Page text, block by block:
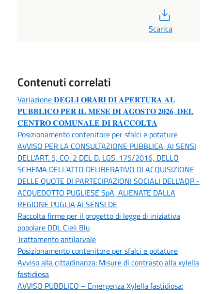
Scarica
Contenuti correlati
Variazione 𝐃𝐄𝐆𝐋𝐈 𝐎𝐑𝐀𝐑𝐈 𝐃𝐈 𝐀𝐏𝐄𝐑𝐓𝐔𝐑𝐀 𝐀𝐋
𝐏𝐔𝐁𝐁𝐋𝐈𝐂𝐎 𝐏𝐄𝐑 𝐈𝐋 𝐌𝐄𝐒𝐄 𝐃𝐈 𝐀𝐆𝐎𝐒𝐓𝐎 𝟐𝟎𝟐𝟔, 𝐃𝐄𝐋
𝐂𝐄𝐍𝐓𝐑𝐎 𝐂𝐎𝐌𝐔𝐍𝐀𝐋𝐄 𝐃𝐈 𝐑𝐀𝐂𝐂𝐎𝐋𝐓𝐀
Posizionamento contenitore per sfalci e potature
AVVISO PER LA CONSULTAZIONE PUBBLICA, AI SENSI
DELL’ART. 5, CO. 2 DEL D. LGS. 175/2016, DELLO
SCHEMA DELL’ATTO DELIBERATIVO DI ACQUISIZIONE
DELLE QUOTE DI PARTECIPAZIONI SOCIALI DELL’AQP -
ACQUEDOTTO PUGLIESE SpA, ALIENATE DALLA
REGIONE PUGLIA AI SENSI DE
Raccolta firme per il progetto di legge di iniziativa
popolare DDL Cieli Blu
Trattamento antilarvale
Posizionamento contenitore per sfalci e potature
Avviso alla cittadinanza: Misure di contrasto alla xylella
fastidiosa
AVVISO PUBBLICO – Emergenza Xylella fastidiosa: